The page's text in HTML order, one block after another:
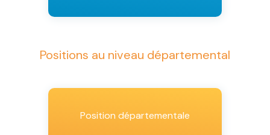
Positions au niveau départemental
Position départementale